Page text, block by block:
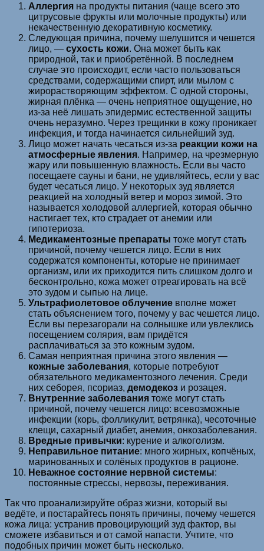
Аллергия на продукты питания (чаще всего это
цитрусовые фрукты или молочные продукты) или
некачественную декоративную косметику.
Следующая причина, почему шелушится и чешется
лицо, — сухость кожи. Она может быть как
природной, так и приобретённой. В последнем
случае это происходит, если часто пользоваться
средствами, содержащими спирт, или мылом с
жирорастворяющим эффектом. С одной стороны,
жирная плёнка — очень неприятное ощущение, но
из-за неё лишать эпидермис естественной защиты
очень неразумно. Через трещинки в кожу проникает
инфекция, и тогда начинается сильнейший зуд.
Лицо может начать чесаться из-за реакции кожи на
атмосферные явления. Например, на чрезмерную
жару или повышенную влажность. Если вы часто
посещаете сауны и бани, не удивляйтесь, если у вас
будет чесаться лицо. У некоторых зуд является
реакцией на холодный ветер и мороз зимой. Это
называется холодовой аллергией, которая обычно
настигает тех, кто страдает от анемии или
гипотериоза.
Медикаментозные препараты тоже могут стать
причиной, почему чешется лицо. Если в них
содержатся компоненты, которые не принимает
организм, или их приходится пить слишком долго и
бесконтрольно, кожа может отреагировать на всё
это зудом и сыпью на лице.
Ультрафиолетовое облучение вполне может
стать объяснением того, почему у вас чешется лицо.
Если вы перезагорали на солнышке или увлеклись
посещением солярия, вам придётся
расплачиваться за это кожным зудом.
Самая неприятная причина этого явления —
кожные заболевания, которые потребуют
обязательного медикаментозного лечения. Среди
них себорея, псориаз, демодекоз и розацея.
Внутренние заболевания тоже могут стать
причиной, почему чешется лицо: всевозможные
инфекции (корь, фолликулит, ветрянка), чесоточные
клещи, сахарный диабет, анемия, онкозаболевания.
Вредные привычки: курение и алкоголизм.
Неправильное питание: много жирных, копчёных,
маринованных и солёных продуктов в рационе.
Неважное состояние нервной системы:
постоянные стрессы, нервозы, переживания.
Так что проанализируйте образ жизни, который вы
ведёте, и постарайтесь понять причины, почему чешется
кожа лица: устранив провоцирующий зуд фактор, вы
сможете избавиться и от самой напасти. Учтите, что
подобных причин может быть несколько.